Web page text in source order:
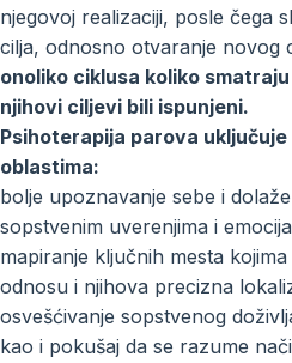
njegovoj realizaciji, posle čega
cilja, odnosno otvaranje novog
onoliko ciklusa koliko
njihovi ciljevi bili ispunjeni.
Psihoterapija parova
oblastima:
bolje upoznavanje sebe i
sopstvenim uverenjima i
mapiranje ključnih mesta
odnosu i njihova precizna
osvešćivanje sopstvenog
kao i pokušaj da se razume